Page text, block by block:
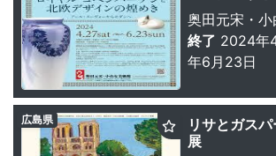
奥田元宋・
終了 2024年
年6月23日
リサとガス
展
広島県